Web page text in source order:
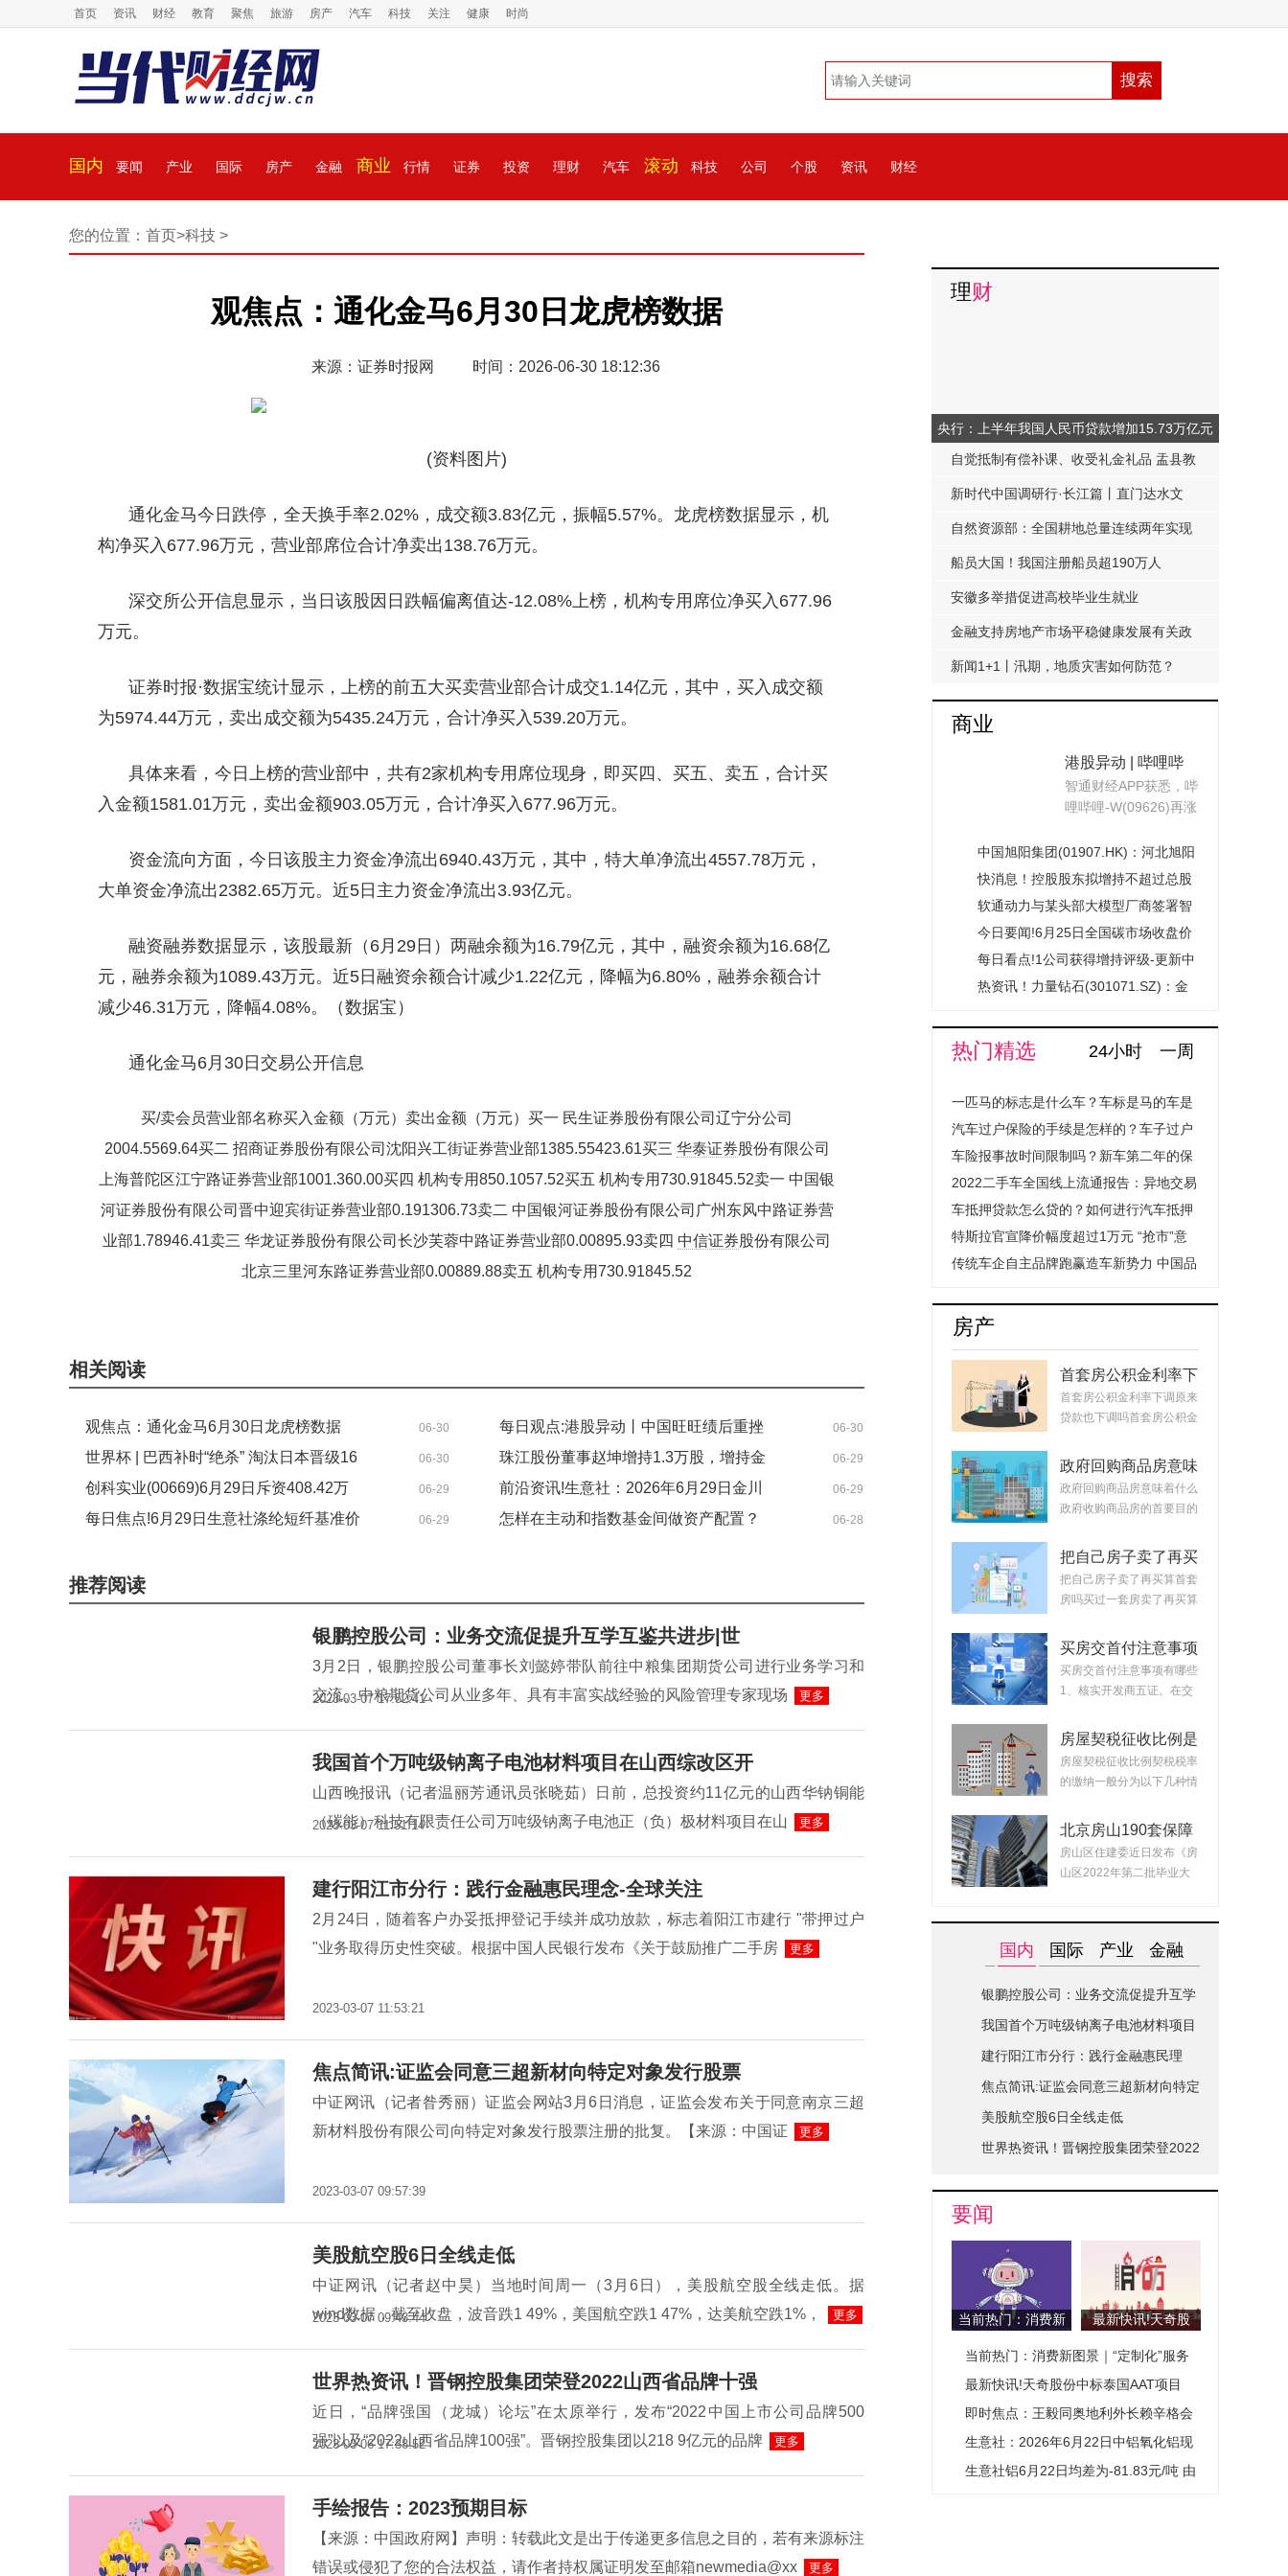
首页 资讯 财经 教育 聚焦 旅游 房产 汽车 科技 关注 健康 时尚
国内 要闻 产业 国际 房产 金融 商业 行情 证券 投资 理财 汽车 滚动 科技 公司 个股 资讯 财经
您的位置： 首页>科技 >
观焦点：通化金马6月30日龙虎榜数据
来源：证券时报网 时间：2026-06-30 18:12:36
(资料图片)
通化金马今日跌停，全天换手率2.02%，成交额3.83亿元，振幅5.57%。龙虎榜数据显示，机
构净买入677.96万元，营业部席位合计净卖出138.76万元。
深交所公开信息显示，当日该股因日跌幅偏离值达-12.08%上榜，机构专用席位净买入677.96
万元。
证券时报·数据宝统计显示，上榜的前五大买卖营业部合计成交1.14亿元，其中，买入成交额
为5974.44万元，卖出成交额为5435.24万元，合计净买入539.20万元。
具体来看，今日上榜的营业部中，共有2家机构专用席位现身，即买四、买五、卖五，合计买
入金额1581.01万元，卖出金额903.05万元，合计净买入677.96万元。
资金流向方面，今日该股主力资金净流出6940.43万元，其中，特大单净流出4557.78万元，
大单资金净流出2382.65万元。近5日主力资金净流出3.93亿元。
融资融券数据显示，该股最新（6月29日）两融余额为16.79亿元，其中，融资余额为16.68亿
元，融券余额为1089.43万元。近5日融资余额合计减少1.22亿元，降幅为6.80%，融券余额合计
减少46.31万元，降幅4.08%。（数据宝）
通化金马6月30日交易公开信息
买/卖会员营业部名称买入金额（万元）卖出金额（万元）买一 民生证券股份有限公司辽宁分公司
2004.5569.64买二 招商证券股份有限公司沈阳兴工街证券营业部1385.55423.61买三 华泰证券 股份有限公司
上海普陀区江宁路证券营业部1001.360.00买四 机构专用850.1057.52买五 机构专用730.91845.52卖一 中国银
河证券股份有限公司晋中迎宾街证券营业部0.191306.73卖二 中国银河证券股份有限公司广州东风中路证券营
业部1.78946.41卖三 华龙证券股份有限公司长沙芙蓉中路证券营业部0.00895.93卖四 中信证券 股份有限公司
北京三里河东路证券营业部0.00889.88卖五 机构专用730.91845.52
相关阅读
观焦点：通化金马6月30日龙虎榜数据 06-30
每日观点:港股异动丨中国旺旺绩后重挫
13%，全年净利润38.4亿不及市场预期
06-30
世界杯 | 巴西补时“绝杀” 淘汰日本晋级16
强
06-30
珠江股份董事赵坤增持1.3万股，增持金
额3.89万元 今日快讯
06-29
创科实业(00669)6月29日斥资408.42万
港元回购3.2万股
06-29
前沿资讯!生意社：2026年6月29日金川
镍出厂价上调
06-29
每日焦点!6月29日生意社涤纶短纤基准价
06-29
怎样在主动和指数基金间做资产配置？
06-28
推荐阅读
银鹏控股公司：业务交流促提升互学互鉴共进步|世
3月2日，银鹏控股公司董事长刘懿婷带队前往中粮集团期货公司进行业务学习和
交流。中粮期货公司从业多年、具有丰富实战经验的风险管理专家现场
更多
2023-03-07 17:52:41
我国首个万吨级钠离子电池材料项目在山西综改区开
山西晚报讯（记者温丽芳通讯员张晓茹）日前，总投资约11亿元的山西华钠铜能
（碳能）科技有限责任公司万吨级钠离子电池正（负）极材料项目在山
更多
2023-03-07 11:51:14
建行阳江市分行：践行金融惠民理念-全球关注
2月24日，随着客户办妥抵押登记手续并成功放款，标志着阳江市建行 "带押过户
"业务取得历史性突破。根据中国人民银行发布《关于鼓励推广二手房
更多
2023-03-07 11:53:21
焦点简讯:证监会同意三超新材向特定对象发行股票
中证网讯（记者昝秀丽）证监会网站3月6日消息，证监会发布关于同意南京三超
新材料股份有限公司向特定对象发行股票注册的批复。【来源：中国证
更多
2023-03-07 09:57:39
美股航空股6日全线走低
中证网讯（记者赵中昊）当地时间周一（3月6日），美股航空股全线走低。据
wind数据，截至收盘，波音跌1 49%，美国航空跌1 47%，达美航空跌1%，
更多
2023-03-07 09:43:44
世界热资讯！晋钢控股集团荣登2022山西省品牌十强
近日，“品牌强国（龙城）论坛”在太原举行，发布“2022中国上市公司品牌500
强”以及“2022山西省品牌100强”。晋钢控股集团以218 9亿元的品牌
更多
2023-03-06 17:38:52
手绘报告：2023预期目标
【来源：中国政府网】声明：转载此文是出于传递更多信息之目的，若有来源标注
错误或侵犯了您的合法权益，请作者持权属证明发至邮箱newmedia@xx
更多
理财
央行：上半年我国人民币贷款增加15.73万亿元
自觉抵制有偿补课、收受礼金礼品 盂县教
科局发布《工作提醒函》
新时代中国调研行·长江篇丨直门达水文
站：从靠人力蹲点到监测自动化
自然资源部：全国耕地总量连续两年实现
净增加
船员大国！我国注册船员超190万人
安徽多举措促进高校毕业生就业
金融支持房地产市场平稳健康发展有关政
策延期至明年底
新闻1+1丨汛期，地质灾害如何防范？
商业
港股异动 | 哔哩哔
哩-W(09626)再涨近
9% 公司近期宣布3
占其市值4.5%-焦点
短讯
智通财经APP获悉，哔
哩哔哩-W(09626)再涨
22%，报1
中国旭阳集团(01907.HK)：河北旭阳
能源获国智启旭基金注资4.95亿元|最
资讯
快消息！控股股东拟增持不超过总股
本2% 云南城投获持续增持支持释放
稳定预期信号
软通动力与某头部大模型厂商签署智
算服务协议
今日要闻!6月25日全国碳市场收盘价
83.12元／吨 较前一日上涨0.53%
每日看点!1公司获得增持评级-更新中
热资讯！力量钻石(301071.SZ)：金
模市场化应用阶段
热门精选 24小时 一周
一匹马的标志是什么车？车标是马的车是
什么汽车？
汽车过户保险的手续是怎样的？车子过户
保险费用会上涨吗？
车险报事故时间限制吗？新车第二年的保
险怎么买？
2022二手车全国线上流通报告：异地交易
量提升超1.4倍成绝对主流
车抵押贷款怎么贷的？如何进行汽车抵押
贷款程序是怎样的？
特斯拉官宣降价幅度超过1万元 “抢市”意
图明显
传统车企自主品牌跑赢造车新势力 中国品
房产
首套房公积金利率下
调原来贷款也下调
吗？公积金贷款会随
吗？
首套房公积金利率下调原来
贷款也下调吗首套房公积金
政府回购商品房意味
着什么？政府回购安
置房价格如何定？
政府回购商品房意味着什么
政府收购商品房的首要目的
把自己房子卖了再买
算首套房吗？把房子
卖掉再买房子算二套
把自己房子卖了再买算首套
房吗买过一套房卖了再买算
买房交首付注意事项
有哪些？买房交完首
付款后接下来的流程
买房交首付注意事项有哪些
1、核实开发商五证。在交
房屋契税征收比例是
什么？ 2022房产契
税最新政策
房屋契税征收比例契税税率
的缴纳一般分为以下几种情
北京房山190套保障
租赁房面向毕业生配
租 房源均为精装交
房山区住建委近日发布《房
山区2022年第二批毕业大
国内 国际 产业 金融
银鹏控股公司：业务交流促提升互学
互鉴共进步|世界简讯
我国首个万吨级钠离子电池材料项目
在山西综改区开建
建行阳江市分行：践行金融惠民理
念-全球关注
焦点简讯:证监会同意三超新材向特定
对象发行股票的注册申请
美股航空股6日全线走低
世界热资讯！晋钢控股集团荣登2022
要闻
当前热门：消费新
务开辟城市消费新
赛道
最新快讯!天奇股
目
当前热门：消费新图景｜“定制化”服务
开辟城市消费新赛道
最新快讯!天奇股份中标泰国AAT项目
即时焦点：王毅同奥地利外长赖辛格会
谈
生意社：2026年6月22日中铝氧化铝现
货价格小幅上涨
生意社铝6月22日均差为-81.83元/吨 由